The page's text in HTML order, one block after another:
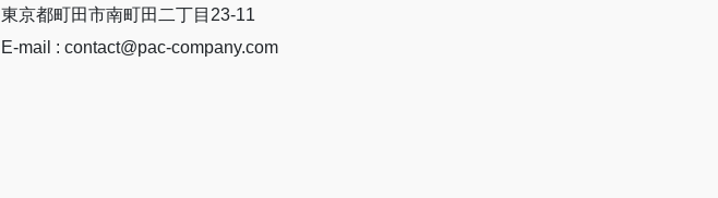
東京都町田市南町田二丁目23-11
E-mail : contact@pac-company.com